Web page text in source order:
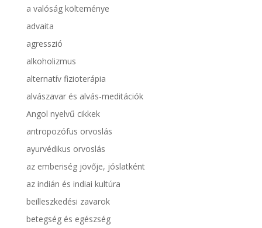
a valóság költeménye
advaita
agresszió
alkoholizmus
alternatív fizioterápia
alvászavar és alvás-meditációk
Angol nyelvű cikkek
antropozófus orvoslás
ayurvédikus orvoslás
az emberiség jövője, jóslatként
az indián és indiai kultúra
beilleszkedési zavarok
betegség és egészség